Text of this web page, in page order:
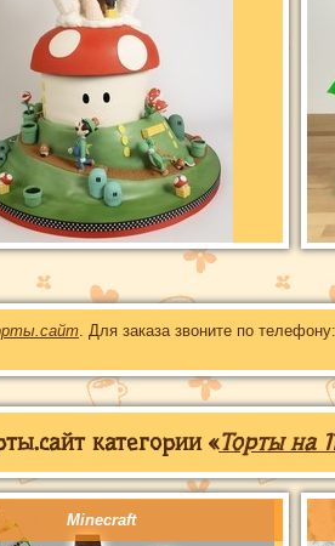
. Для заказа звоните по телефону:
категории «Торты на
Minecraft